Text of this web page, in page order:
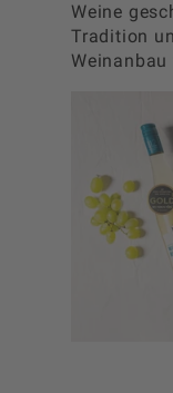
Weine
Tradition
Weinanbau